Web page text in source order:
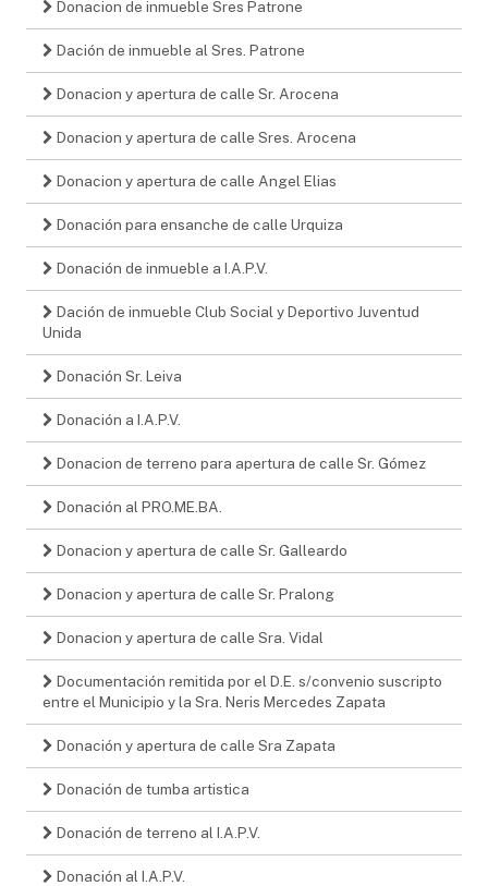
Donacion de inmueble Sres Patrone
Dación de inmueble al Sres. Patrone
Donacion y apertura de calle Sr. Arocena
Donacion y apertura de calle Sres. Arocena
Donacion y apertura de calle Angel Elias
Donación para ensanche de calle Urquiza
Donación de inmueble a I.A.P.V.
Dación de inmueble Club Social y Deportivo Juventud
Unida
Donación Sr. Leiva
Donación a I.A.P.V.
Donacion de terreno para apertura de calle Sr. Gómez
Donación al PRO.ME.BA.
Donacion y apertura de calle Sr. Galleardo
Donacion y apertura de calle Sr. Pralong
Donacion y apertura de calle Sra. Vidal
Documentación remitida por el D.E. s/convenio suscripto
entre el Municipio y la Sra. Neris Mercedes Zapata
Donación y apertura de calle Sra Zapata
Donación de tumba artistica
Donación de terreno al I.A.P.V.
Donación al I.A.P.V.